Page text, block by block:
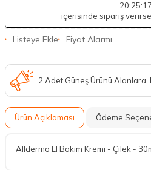
20:25:16
içerisinde sipariş
Listeye Ekle Fiyat Alarmı
2 Adet Güneş Ürünü Alanlara
Ürün Açıklaması Ödeme
Alldermo El Bakım Kremi - Çilek -